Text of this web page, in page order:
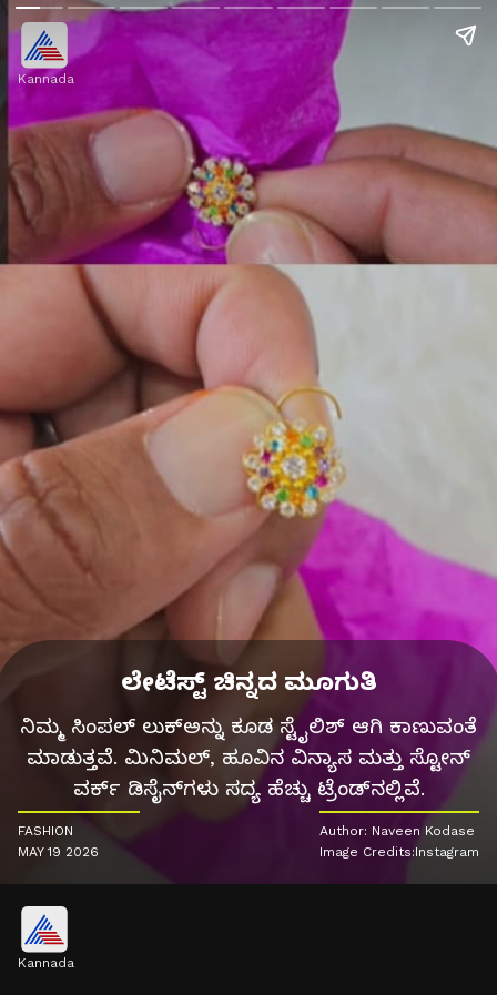
Kannada
ಲೇಟೆಸ್ಟ್ ಚಿನ್ನದ ಮೂಗುತಿ
ನಿಮ್ಮ ಸಿಂಪಲ್ ಲುಕ್‌ಅನ್ನು ಕೂಡ ಸ್ಟೈಲಿಶ್ ಆಗಿ ಕಾಣುವಂತೆ
ಮಾಡುತ್ತವೆ. ಮಿನಿಮಲ್, ಹೂವಿನ ವಿನ್ಯಾಸ ಮತ್ತು ಸ್ಟೋನ್
ವರ್ಕ್ ಡಿಸೈನ್‌ಗಳು ಸದ್ಯ ಹೆಚ್ಚು ಟ್ರೆಂಡ್‌ನಲ್ಲಿವೆ.
FASHION
MAY 19 2026
Author: Naveen Kodase
Image Credits:Instagram
Kannada